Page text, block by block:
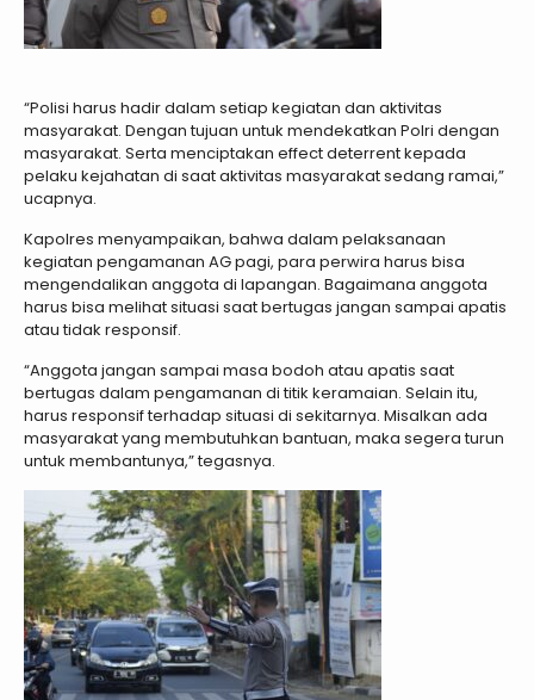
“Polisi harus hadir dalam setiap kegiatan dan aktivitas
masyarakat. Dengan tujuan untuk mendekatkan Polri dengan
masyarakat. Serta menciptakan effect deterrent kepada
pelaku kejahatan di saat aktivitas masyarakat sedang ramai,”
ucapnya.
Kapolres menyampaikan, bahwa dalam pelaksanaan
kegiatan pengamanan AG pagi, para perwira harus bisa
mengendalikan anggota di lapangan. Bagaimana anggota
harus bisa melihat situasi saat bertugas jangan sampai apatis
atau tidak responsif.
“Anggota jangan sampai masa bodoh atau apatis saat
bertugas dalam pengamanan di titik keramaian. Selain itu,
harus responsif terhadap situasi di sekitarnya. Misalkan ada
masyarakat yang membutuhkan bantuan, maka segera turun
untuk membantunya,” tegasnya.